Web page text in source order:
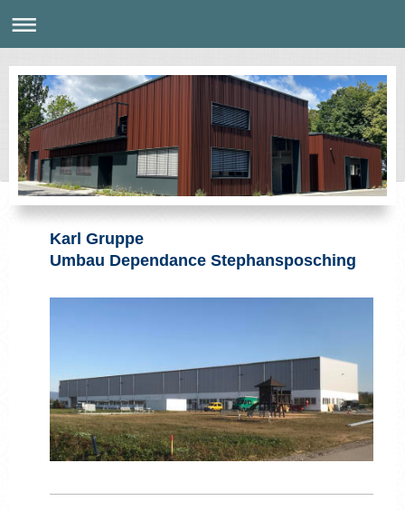
Karl Gruppe
Umbau Dependance Stephansposching